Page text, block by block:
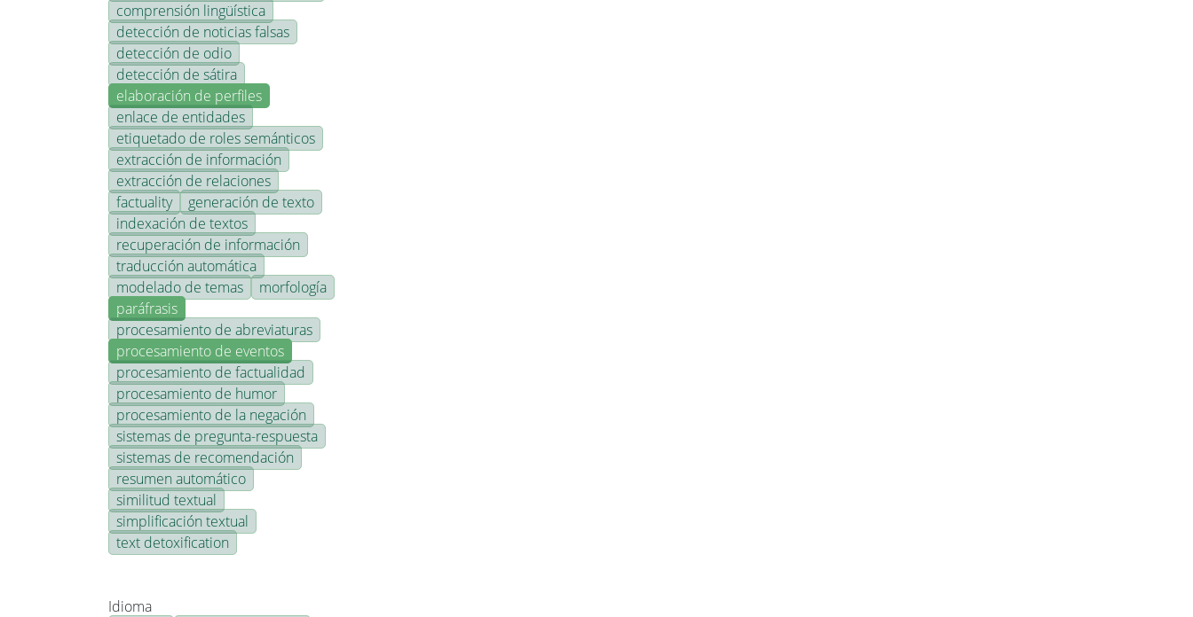
comprensión lingüística
detección de noticias falsas
detección de odio
detección de sátira
elaboración de perfiles
enlace de entidades
etiquetado de roles semánticos
extracción de información
extracción de relaciones
factuality
generación de texto
indexación de textos
recuperación de información
traducción automática
modelado de temas
morfología
paráfrasis
procesamiento de abreviaturas
procesamiento de eventos
procesamiento de factualidad
procesamiento de humor
procesamiento de la negación
sistemas de pregunta-respuesta
sistemas de recomendación
resumen automático
similitud textual
simplificación textual
text detoxification
Idioma